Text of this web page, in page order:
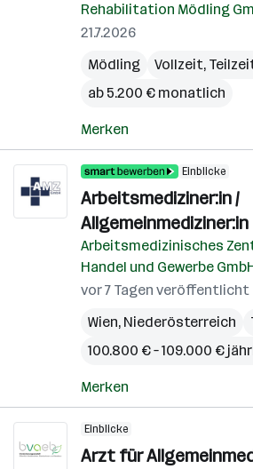
Rehabilitation Mödling
21.7.2026
Mödling
Vollzeit,
ab 5.200 € monatlich
Merken
Einblicke
Arbeitsmediziner:in /
Allgemeinmediziner:in
Arbeitsmedizinisches
Handel und Gewerbe
vor 7 Tagen veröffentlicht
Wien, Niederösterreich
100.800 € – 109.000 €
Merken
Einblicke
Arzt für